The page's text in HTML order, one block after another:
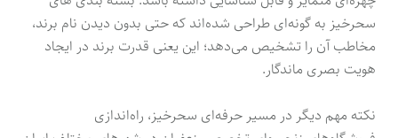
سحرخیز به گونه‌ای طراحی شده‌اند که حتی بدون دیدن نام برند،
مخاطب آن را تشخیص می‌دهد؛ این یعنی قدرت برند در ایجاد
هویت بصری ماندگار.
نکته مهم دیگر در مسیر حرفه‌ای سحرخیز، راه‌اندازی